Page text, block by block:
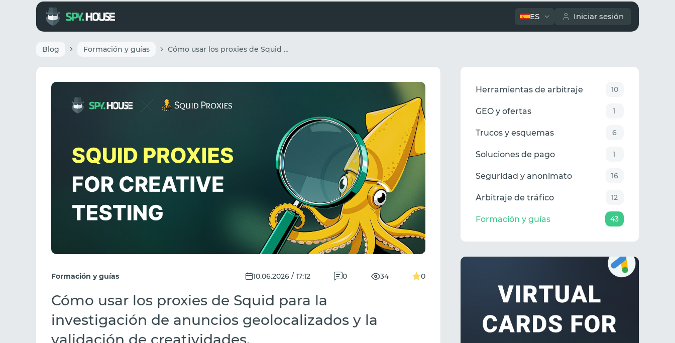
ES Iniciar sesión
Blog Formación y guías Cómo usar los proxies de Squid para la investigación de anuncios geolocalizados y la validación de creatividades.
Formación y guías 10.06.2026 / 17:12 0 34 0
Cómo usar los proxies de Squid para la
investigación de anuncios geolocalizados y la
validación de creatividades.
Herramientas de arbitraje 10
GEO y ofertas 1
Trucos y esquemas 6
Soluciones de pago 1
Seguridad y anonimato 16
Arbitraje de tráfico 12
Formación y guías 43